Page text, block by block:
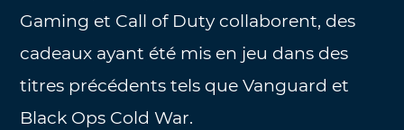
Gaming et Call of Duty collaborent, des
cadeaux ayant été mis en jeu dans des
titres précédents tels que Vanguard et
Black Ops Cold War.